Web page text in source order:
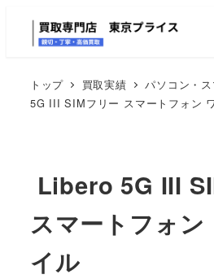
トップ 買取実績 パソコン・
5G III SIMフリー スマートフォン
Libero 5G III
スマートフォ
イル